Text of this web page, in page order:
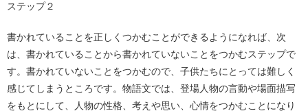
ステップ２
書かれていることを正しくつかむことができるようになれば、次
は、書かれていることから書かれていないことをつかむステップで
す。書かれていないことをつかむので、子供たちにとっては難しく
感じてしまうところです。物語文では、登場人物の言動や場面描写
をもとにして、人物の性格、考えや思い、心情をつかむことになり